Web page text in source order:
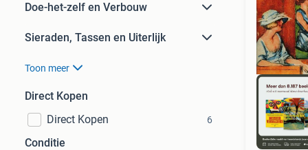
Doe-het-zelf en Verbouw
Sieraden, Tassen en Uiterlijk
Toon meer
Direct Kopen
Direct Kopen
6
Conditie